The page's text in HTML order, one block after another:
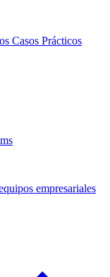
Casos Prácticos
empresariales